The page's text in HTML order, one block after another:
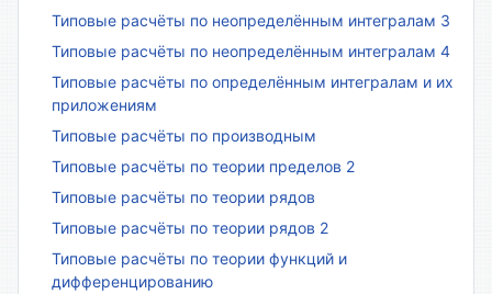
Типовые расчёты по неопределённым интегралам 3
Типовые расчёты по неопределённым интегралам 4
Типовые расчёты по определённым интегралам и их
приложениям
Типовые расчёты по производным
Типовые расчёты по теории пределов 2
Типовые расчёты по теории рядов
Типовые расчёты по теории рядов 2
Типовые расчёты по теории функций и
дифференцированию